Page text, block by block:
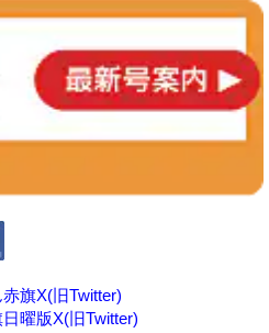
旗X(旧Twitter)
曜版X(旧Twitter)